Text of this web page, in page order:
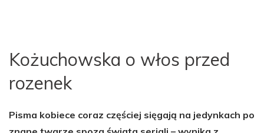
Kożuchowska o włos przed
rozenek
Pisma kobiece coraz częściej sięgają na jedynkach po